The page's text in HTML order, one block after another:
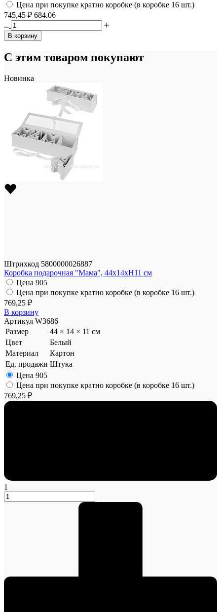
Цена при покупке кратно коробке (в коробке 16 шт.)
745,45 ₽ 684.06
В корзину
С этим товаром покупают
Новинка
Штрихкод 5800000026887
Коробка подарочная "Мама", 44x14xH11 см
Цена 905
Цена при покупке кратно коробке (в коробке 16 шт.)
769,25 ₽
В корзину
Артикул W3686
Размер
44 × 14 × 11 см
Цвет
Белый
Материал
Картон
Ед. продажи Штука
Цена 905
Цена при покупке кратно коробке (в коробке 16 шт.)
769,25 ₽
1